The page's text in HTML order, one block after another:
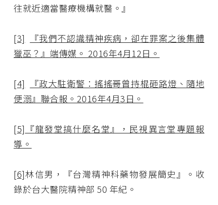
往就近適當醫療機構就醫。』
[3]
『我們不認識精神疾病，卻在罪案之後集體
獵巫？』端傳媒。 2016年4月12日。
[4]
『政大駐衛警：搖搖哥曾持棍砸路燈、隨地
便溺』聯合報。2016年4月3日。
[5] 『龍發堂搞什麼名堂』，民視異言堂專題報
導。
[6]林信男，『台灣精神科藥物發展簡史』。收
錄於台大醫院精神部 50 年紀。